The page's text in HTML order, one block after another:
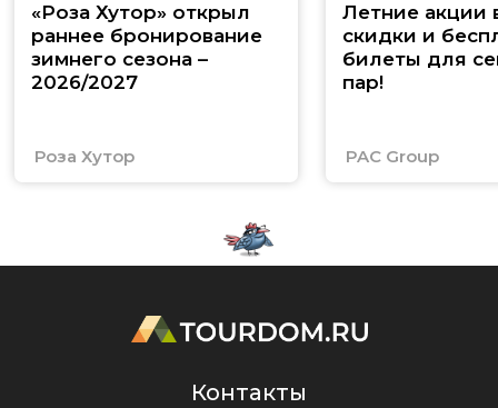
«Роза Хутор» открыл
раннее бронирование
зимнего сезона –
2026/2027
Роза Хутор
Летние акции
скидки и
билеты для
пар!
PAC Group
Контакты